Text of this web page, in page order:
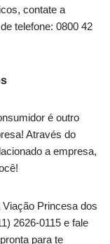
contate a
telefone: 0800 42
é outro
Através do
a empresa,
Princesa dos
2626-0115 e fale
para te